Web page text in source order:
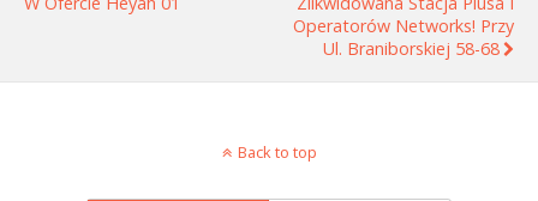
Operatorów Networks! Przy
Ul. Braniborskiej 58-68
Back to top